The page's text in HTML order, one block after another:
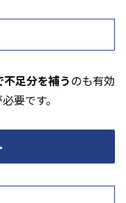
足分を補うのも有効
要です。